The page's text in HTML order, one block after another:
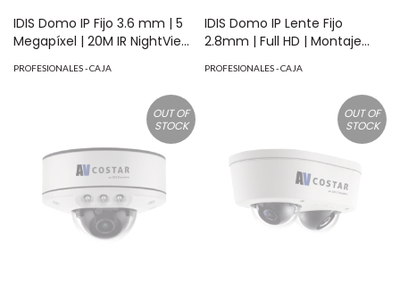
IDIS Domo IP Fijo 3.6 mm | 5
Megapíxel | 20M IR NightView
I/O Audio Y Alarma | Soporta
MicroSD hasta 1TB | ONVIF |
Intrusión | Merodeo | NDAA
MOD: AV05CID201
PROFESIONALES - CAJA
IDIS Domo IP Lente Fijo
2.8mm | Full HD | Montaje
nm LEDs | 15M IR NightView |
H.265 | IK10 | 120 dB WDR | I/O
Audio Y Alarma | Soporta
MicroSD hasta 1TB | ONVIF |
PoE | Cruce de línea |
Intrusión | Merodeo | NDAA
MOD: AV2856DNIRF
PROFESIONALES - CAJA
OUT OF
STOCK
OUT OF
STOCK